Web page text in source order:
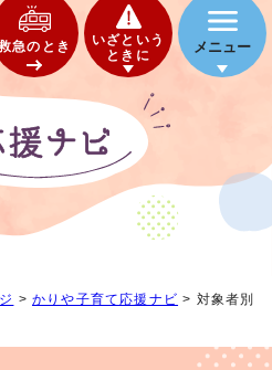
急のとき
いざという
ときに
メニュー
>かりや子育て応援ナビ > 対象者別